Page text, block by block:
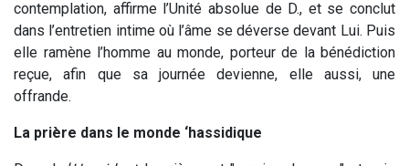
contemplation, affirme l’Unité absolue de D., et se conclut
dans l’entretien intime où l’âme se déverse devant Lui. Puis
elle ramène l’homme au monde, porteur de la bénédiction
reçue, afin que sa journée devienne, elle aussi, une
offrande.
La prière dans le monde ‘hassidique